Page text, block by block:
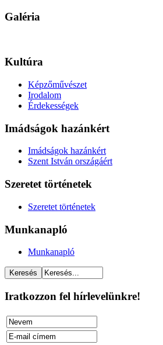
Galéria
Kultúra
Képzőművészet
Irodalom
Érdekességek
Imádságok hazánkért
Imádságok hazánkért
Szent István országáért
Szeretet történetek
Szeretet történetek
Munkanapló
Munkanapló
Iratkozzon fel hírlevelünkre!